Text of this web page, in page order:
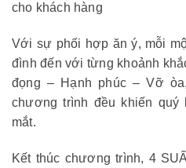
cho khách hàng
Với sự phối hợp ăn ý, mỗi
đình đến với từng khoảnh
đọng – Hạnh phúc – Vỡ
chương trình đều khiến quý
mắt.
Kết thúc chương trình, 4